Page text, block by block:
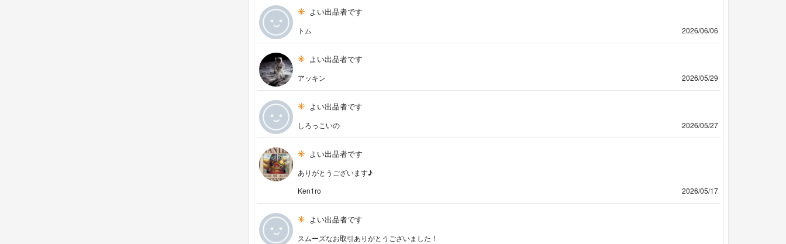
よい出品者です
トム 2026/06/06
よい出品者です
アッキン 2026/05/29
よい出品者です
しろっこいの 2026/05/27
よい出品者です
ありがとうございます♪
Ken1ro
2026/05/17
よい出品者です
スムーズなお取引ありがとうございました！